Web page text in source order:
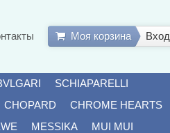
Моя корзина Вход
SCHIAPARELLI
CHOPARD
CHROME HEARTS
MESSIKA
MUI MUI